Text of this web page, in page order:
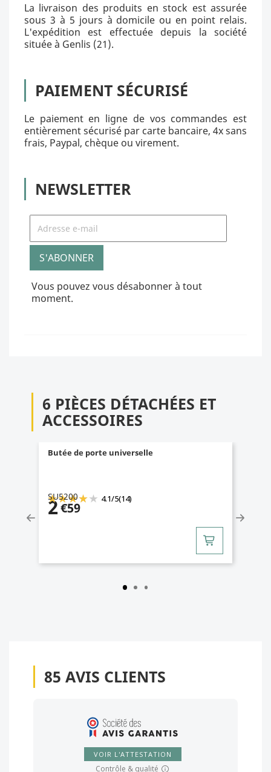
La livraison des produits en stock est assurée
sous 3 à 5 jours à domicile ou en point relais.
L'expédition est effectuée depuis la société
située à Genlis (21).
PAIEMENT SÉCURISÉ
Le paiement en ligne de vos commandes est
entièrement sécurisé par carte bancaire, 4x sans
frais, Paypal, chèque ou virement.
NEWSLETTER
Vous pouvez vous désabonner à tout
moment.
6 PIÈCES DÉTACHÉES ET
ACCESSOIRES
Butée de porte universelle
SU5200 4.1/5(14)
2€59
85 AVIS CLIENTS
VOIR L'ATTESTATION
Contrôle & qualité